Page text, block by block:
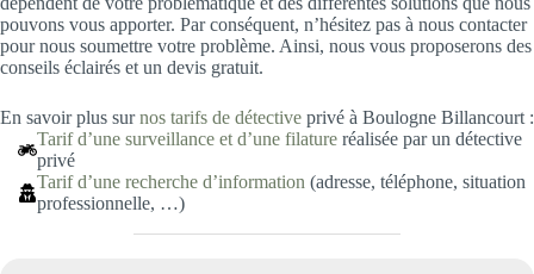
pouvons vous apporter. Par conséquent, n’hésitez pas à nous contacter
pour nous soumettre votre problème. Ainsi, nous vous proposerons des
conseils éclairés et un devis gratuit.
En savoir plus surnos tarifs de détective privé à Boulogne Billancourt :
Tarif d’une surveillance et d’une filature réalisée par un détective
privé
Tarif d’une recherche d’information (adresse, téléphone, situation
professionnelle, …)